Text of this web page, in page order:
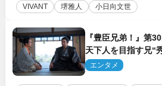
VIVANT 堺雅人 小日向文世
『豊臣兄弟！』第30
天下人を目指す兄“
議”へ
エンタメ